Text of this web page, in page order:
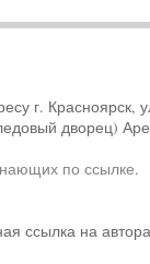
г. Красноярск,
дворец)
по ссылке.
ссылка на